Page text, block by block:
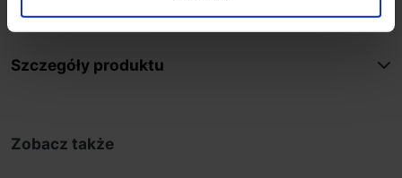
Szczegóły produktu
Zobacz także